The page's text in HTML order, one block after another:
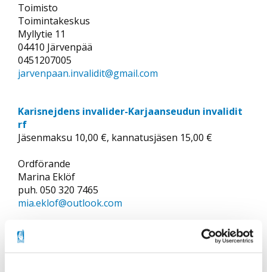
Toimisto
Toimintakeskus
Myllytie 11
04410 Järvenpää
0451207005
jarvenpaan.invalidit@gmail.com
Karisnejdens invalider-Karjaanseudun invalidit
rf
Jäsenmaksu 10,00 €, kannatusjäsen 15,00 €
Ordförande
Marina Eklöf
puh. 050 320 7465
mia.eklof@outlook.com
Karkkilan Seudun Invalidit ry
Jäsenmaksu 15,00 €, kannatusjäsen 15,00 €